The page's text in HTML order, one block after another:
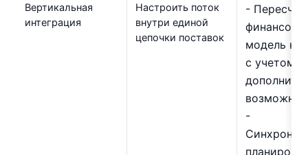
Вертикальная
интеграция
Настроить поток
внутри единой
цепочки поставок
-
модель
с учетом
-